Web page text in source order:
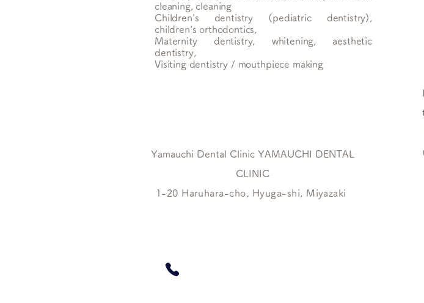
cleaning, cleaning
Children's dentistry (pediatric dentistry),
children's orthodontics,
Maternity dentistry, whitening, aesthetic
dentistry,
Visiting dentistry / mouthpiece making
Yamauchi Dental Clinic YAMAUCHI DENTAL
CLINIC
1-20 Haruhara-cho, Hyuga-shi, Miyazaki ​